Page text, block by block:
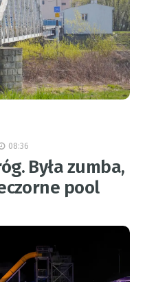
08:36
Była zumba,
pool